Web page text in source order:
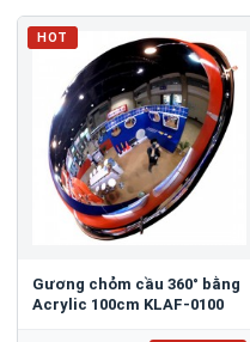
HOT
Gương chỏm cầu 360° bằng
Acrylic 100cm KLAF-0100